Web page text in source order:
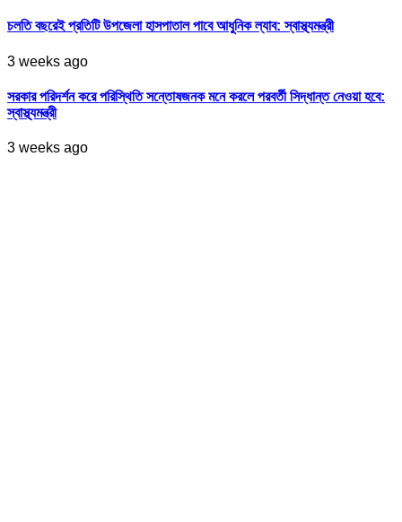
চলতি বছরেই প্রতিটি উপজেলা হাসপাতাল পাবে আধুনিক ল্যাব: স্বাস্থ্যমন্ত্রী
3 weeks ago
সরকার পরিদর্শন করে পরিস্থিতি সন্তোষজনক মনে করলে পরবর্তী সিদ্ধান্ত নেওয়া হবে:
স্বাস্থ্যমন্ত্রী
3 weeks ago